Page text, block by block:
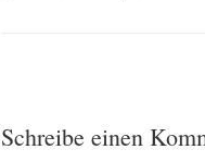
Schreibe einen